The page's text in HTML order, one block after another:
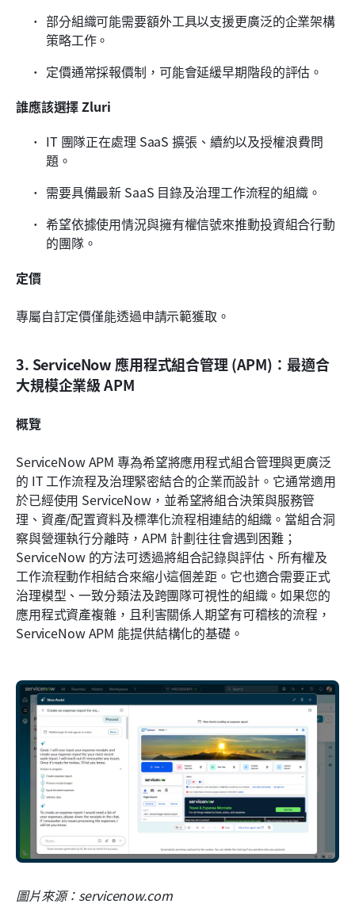
部分組織可能需要額外工具以支援更廣泛的企業架構
策略工作。
定價通常採報價制，可能會延緩早期階段的評估。
誰應該選擇 Zluri
IT 團隊正在處理 SaaS 擴張、續約以及授權浪費問
題。
需要具備最新 SaaS 目錄及治理工作流程的組織。
希望依據使用情況與擁有權信號來推動投資組合行動
的團隊。
定價
專屬自訂定價僅能透過申請示範獲取。
3. ServiceNow 應用程式組合管理 (APM)：最適合
大規模企業級 APM
概覽
ServiceNow APM 專為希望將應用程式組合管理與更廣泛
的 IT 工作流程及治理緊密結合的企業而設計。它通常適用
於已經使用 ServiceNow，並希望將組合決策與服務管
理、資產/配置資料及標準化流程相連結的組織。當組合洞
察與營運執行分離時，APM 計劃往往會遇到困難；
ServiceNow 的方法可透過將組合記錄與評估、所有權及
工作流程動作相結合來縮小這個差距。它也適合需要正式
治理模型、一致分類法及跨團隊可視性的組織。如果您的
應用程式資產複雜，且利害關係人期望有可稽核的流程，
ServiceNow APM 能提供結構化的基礎。
圖片來源：servicenow.com